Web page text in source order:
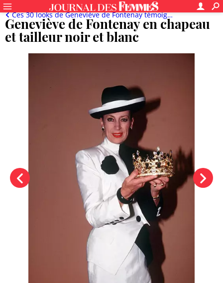
Geneviève de Fontenay en chapeau
et tailleur noir et blanc
Ces 30 looks de Geneviève de Fontenay témoignent de son allure inimitable